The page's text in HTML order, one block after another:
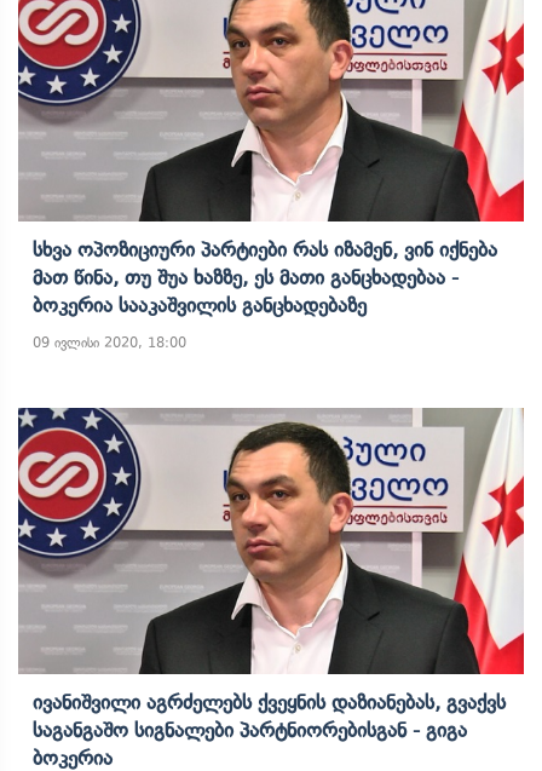
Სხვა Ოპოზიციური Პარტიები Რას Იზამენ, Ვინ Იქნება
Მათ Წინა, Თუ Შუა Ხაზზე, Ეს Მათი Განცხადებაა -
Ბოკერია Სააკაშვილის Განცხადებაზე
09 ივლისი 2020, 18:00
Ივანიშვილი Აგრძელებს Ქვეყნის Დაზიანებას, Გვაქვს
Საგანგაშო Სიგნალები Პარტნიორებისგან - Გიგა
Ბოკერია